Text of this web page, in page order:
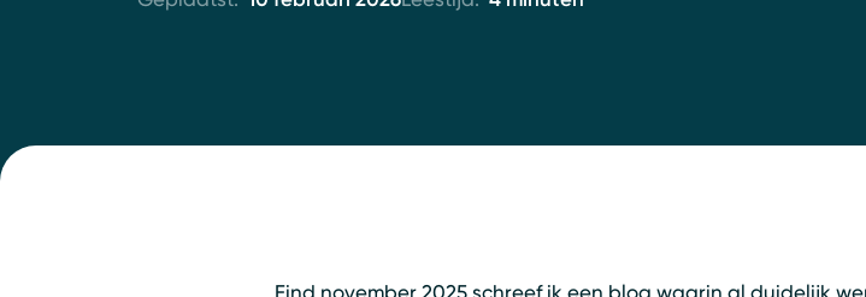
Eind november 2025 schreef ik een blog waarin al duidelijk